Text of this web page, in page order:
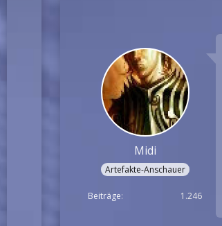
Midi
Artefakte-Anschauer
Beiträge 1.246